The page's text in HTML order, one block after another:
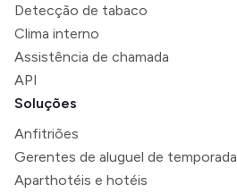
Detecção de tabaco
Clima interno
Assistência de chamada
API
Soluções
Anfitriões
Gerentes de aluguel de temporada
Aparthotéis e hotéis